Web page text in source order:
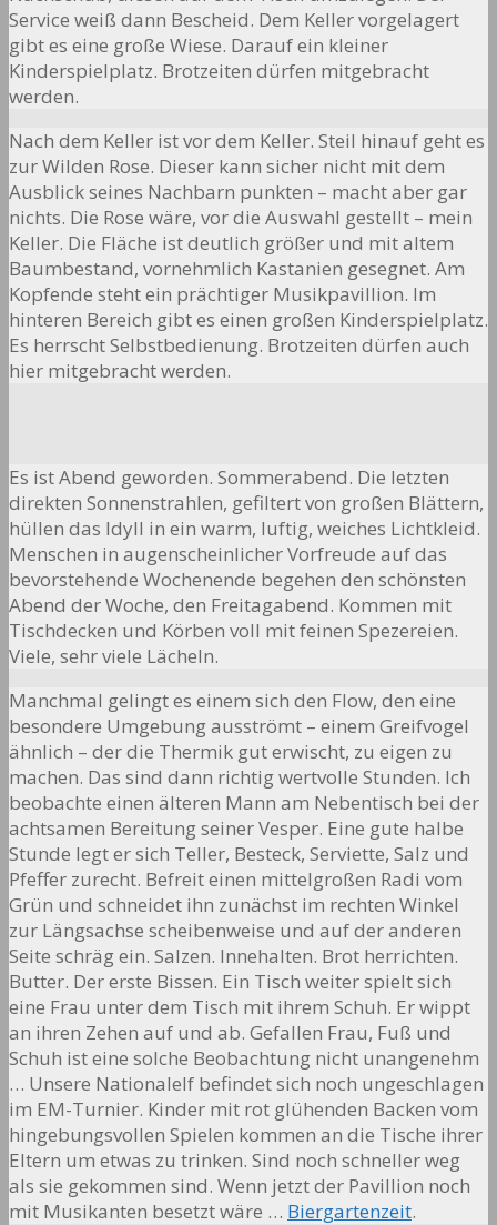
Service weiß dann Bescheid. Dem Keller vorgelagert
gibt es eine große Wiese. Darauf ein kleiner
Kinderspielplatz. Brotzeiten dürfen mitgebracht
werden.
Nach dem Keller ist vor dem Keller. Steil hinauf geht es
zur Wilden Rose. Dieser kann sicher nicht mit dem
Ausblick seines Nachbarn punkten – macht aber gar
nichts. Die Rose wäre, vor die Auswahl gestellt – mein
Keller. Die Fläche ist deutlich größer und mit altem
Baumbestand, vornehmlich Kastanien gesegnet. Am
Kopfende steht ein prächtiger Musikpavillion. Im
hinteren Bereich gibt es einen großen Kinderspielplatz.
Es herrscht Selbstbedienung. Brotzeiten dürfen auch
hier mitgebracht werden.
Es ist Abend geworden. Sommerabend. Die letzten
direkten Sonnenstrahlen, gefiltert von großen Blättern,
hüllen das Idyll in ein warm, luftig, weiches Lichtkleid.
Menschen in augenscheinlicher Vorfreude auf das
bevorstehende Wochenende begehen den schönsten
Abend der Woche, den Freitagabend. Kommen mit
Tischdecken und Körben voll mit feinen Spezereien.
Viele, sehr viele Lächeln.
Manchmal gelingt es einem sich den Flow, den eine
besondere Umgebung ausströmt – einem Greifvogel
ähnlich – der die Thermik gut erwischt, zu eigen zu
machen. Das sind dann richtig wertvolle Stunden. Ich
beobachte einen älteren Mann am Nebentisch bei der
achtsamen Bereitung seiner Vesper. Eine gute halbe
Stunde legt er sich Teller, Besteck, Serviette, Salz und
Pfeffer zurecht. Befreit einen mittelgroßen Radi vom
Grün und schneidet ihn zunächst im rechten Winkel
zur Längsachse scheibenweise und auf der anderen
Seite schräg ein. Salzen. Innehalten. Brot herrichten.
Butter. Der erste Bissen. Ein Tisch weiter spielt sich
eine Frau unter dem Tisch mit ihrem Schuh. Er wippt
an ihren Zehen auf und ab. Gefallen Frau, Fuß und
Schuh ist eine solche Beobachtung nicht unangenehm
… Unsere Nationalelf befindet sich noch ungeschlagen
im EM-Turnier. Kinder mit rot glühenden Backen vom
hingebungsvollen Spielen kommen an die Tische ihrer
Eltern um etwas zu trinken. Sind noch schneller weg
als sie gekommen sind. Wenn jetzt der Pavillion noch
mit Musikanten besetzt wäre … Biergartenzeit.